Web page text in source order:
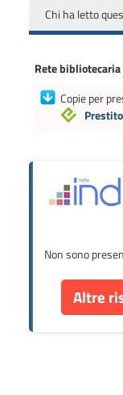
Chi ha letto
Rete
Copie per
Non sono
Altre